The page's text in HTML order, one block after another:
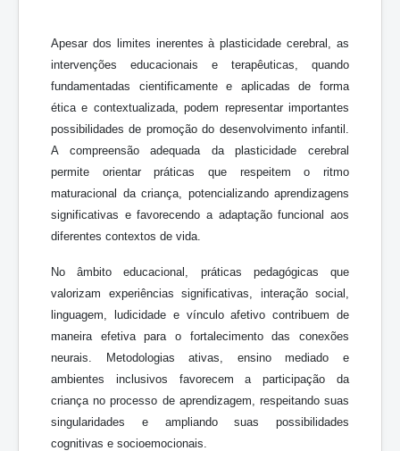
Apesar dos limites inerentes à plasticidade cerebral, as
intervenções educacionais e terapêuticas, quando
fundamentadas cientificamente e aplicadas de forma
ética e contextualizada, podem representar importantes
possibilidades de promoção do desenvolvimento infantil.
A compreensão adequada da plasticidade cerebral
permite orientar práticas que respeitem o ritmo
maturacional da criança, potencializando aprendizagens
significativas e favorecendo a adaptação funcional aos
diferentes contextos de vida.
No âmbito educacional, práticas pedagógicas que
valorizam experiências significativas, interação social,
linguagem, ludicidade e vínculo afetivo contribuem de
maneira efetiva para o fortalecimento das conexões
neurais. Metodologias ativas, ensino mediado e
ambientes inclusivos favorecem a participação da
criança no processo de aprendizagem, respeitando suas
singularidades e ampliando suas possibilidades
cognitivas e socioemocionais.